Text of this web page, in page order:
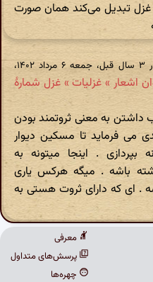
تبدیل می‌کند همان صورت
در ‫۳ سال قبل، جمعه ۶ مرداد ۱۴۰۲،
اشعار » غزلیات » غزل شمارهٔ
به معنی ثروتمند بودن
فرماید تا مسکین دیوار
. اینجا میتونه به
باشه . میگه هرکس یاری
. ای که دارای ثروت هستی به
معرفی
پرسش‌های متداول
چهره‌ها